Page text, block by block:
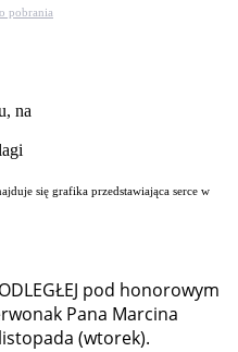
pobrania
się grafika przedstawiająca serce w
pod honorowym
Pana Marcina
(wtorek).